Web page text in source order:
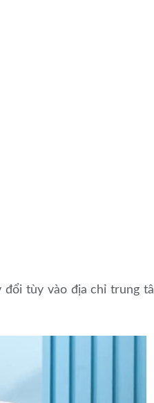
đổi tùy vào địa chỉ trung